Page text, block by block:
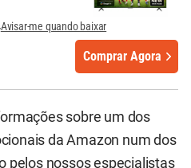
Avisar-me quando baixar
Comprar Agora
sobre um dos
da Amazon num dos
pelos nossos especialistas